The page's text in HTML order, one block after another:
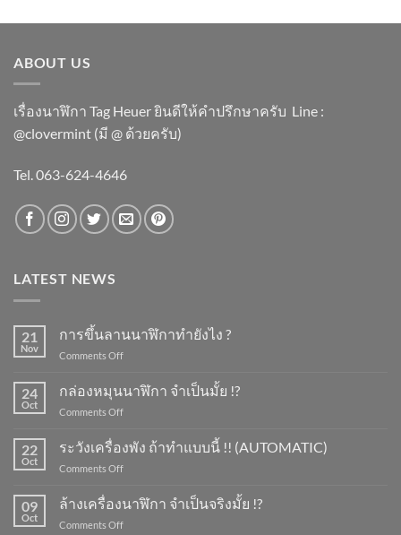
ABOUT US
เรื่องนาฬิกา Tag Heuer ยินดีให้คำปรึกษาครับ ​Line :
@clovermint (มี @ ด้วยครับ)
Tel. 063-624-4646
LATEST NEWS
21
Nov
การขึ้นลานนาฬิกาทำยังไง ?
Comments Offon
ลาน
นาฬิกา
ยัง
24
Oct
กล่องหมุนนาฬิกา จำเป็นมั้ย !?
Comments Offon
หมุน
นาฬิกา
จำเป็น
!?
22
Oct
ระวังเครื่องพัง ถ้าทำแบบนี้ !! (AUTOMATIC)
Comments Offon
เครื่อง
พัง
ถ้า
09
Oct
ล้างเครื่องนาฬิกา จำเป็นจริงมั้ย !?
Comments Offon